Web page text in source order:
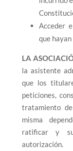
Acceder
que
LA
la asistente
que los
peticiones,
tratamiento
misma
ratificar y
autorización.